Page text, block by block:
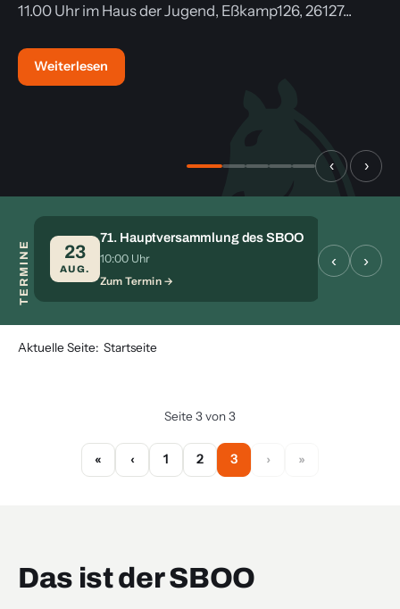
11.00 Uhr im Haus der Jugend, Eßkamp126, 26127...
Weiterlesen
‹ ›
TERMINE 23
AUG.
71. Hauptversammlung des SBOO
10:00 Uhr
Zum Termin
28
AUG.
‹ ›
Aktuelle Seite: Startseite
Seite 3 von 3
1 2 3
Das ist der SBOO